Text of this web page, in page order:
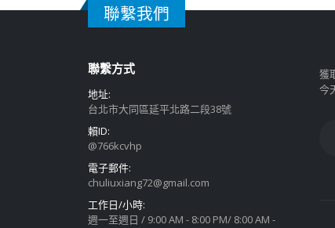
聯繫我們
聯繫方式
地址:
台北市大同區延平北路二段38號
賴ID:
@766kcvhp
電子郵件:
chuliuxiang72@gmail.com
工作日/小時:
週一至週日 / 9:00 AM - 8:00 PM/ 8:00 AM -
獲
今